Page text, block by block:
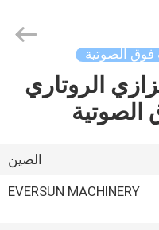
الصوتية
الروتاري
الصوتية
الصين
EVERSUN MACHINERY